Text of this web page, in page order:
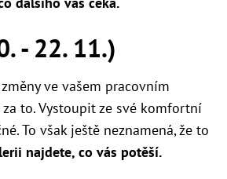
- 22. 11.)
ve vašem pracovním
to. Vystoupit ze své komfortní
To však ještě neznamená, že to
najdete, co vás potěší.